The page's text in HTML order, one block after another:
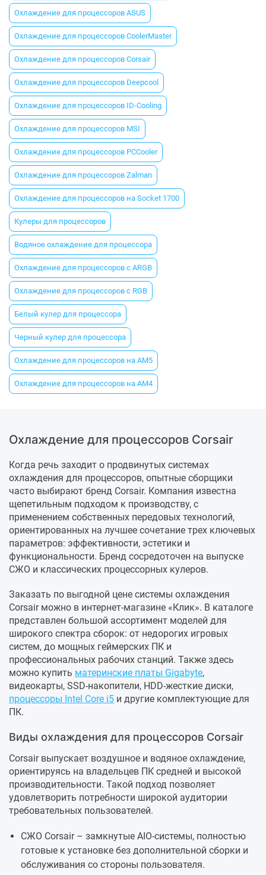
Охлаждение для процессоров ASUS
Охлаждение для процессоров CoolerMaster
Охлаждение для процессоров Corsair
Охлаждение для процессоров Deepcool
Охлаждение для процессоров ID-Cooling
Охлаждение для процессоров MSI
Охлаждение для процессоров PCCooler
Охлаждение для процессоров Zalman
Охлаждение для процессоров на Socket 1700
Кулеры для процессоров
Водяное охлаждение для процессора
Охлаждение для процессоров с ARGB
Охлаждение для процессоров с RGB
Белый кулер для процессора
Черный кулер для процессора
Охлаждение для процессоров на AM5
Охлаждение для процессоров на AM4
Охлаждение для процессоров Corsair
Когда речь заходит о продвинутых системах
охлаждения для процессоров, опытные сборщики
часто выбирают бренд Corsair. Компания известна
щепетильным подходом к производству, с
применением собственных передовых технологий,
ориентированных на лучшее сочетание трех ключевых
параметров: эффективности, эстетики и
функциональности. Бренд сосредоточен на выпуске
СЖО и классических процессорных кулеров.
Заказать по выгодной цене системы охлаждения
Corsair можно в интернет-магазине «Клик». В каталоге
представлен большой ассортимент моделей для
широкого спектра сборок: от недорогих игровых
систем, до мощных геймерских ПК и
профессиональных рабочих станций. Также здесь
можно купить материнские платы Gigabyte,
видеокарты, SSD-накопители, HDD-жесткие диски,
процессоры Intel Core i5 и другие комплектующие для
ПК.
Виды охлаждения для процессоров Corsair
Corsair выпускает воздушное и водяное охлаждение,
ориентируясь на владельцев ПК средней и высокой
производительности. Такой подход позволяет
удовлетворить потребности широкой аудитории
требовательных пользователей.
СЖО Corsair – замкнутые AIO-системы, полностью
готовые к установке без дополнительной сборки и
обслуживания со стороны пользователя.